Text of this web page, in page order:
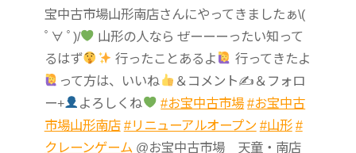
宝中古市場山形南店さんにやってきましたぁ\(
ﾟ∀ ﾟ)/
山形の人なら ぜーーーったい知って
るはず
行ったことあるよ
行ってきたよ
って方は、いいね
＆コメント✍ ＆フォロ
ー+
よろしくね #お宝中古市場 #お宝中古
市場山形南店 #リニューアルオープン #山形 #
クレーンゲーム @お宝中古市場 天童・南店